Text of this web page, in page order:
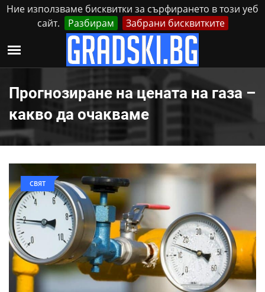
Ние използваме бисквитки за сърфирането в този уеб
сайт.
Разбирам Забрани бисквитките
Петък, 7 Август, 2026 Реклама Контакти
Прогнозиране на цената на газа –
какво да очакваме
СВЯТ